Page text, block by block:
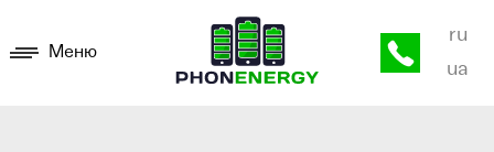
Меню
ru
ua